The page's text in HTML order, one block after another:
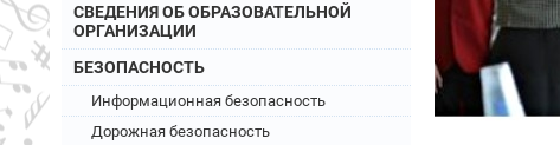
СВЕДЕНИЯ ОБ ОБРАЗОВАТЕЛЬНОЙ
ОРГАНИЗАЦИИ
БЕЗОПАСНОСТЬ
Информационная безопасность
Дорожная безопасность